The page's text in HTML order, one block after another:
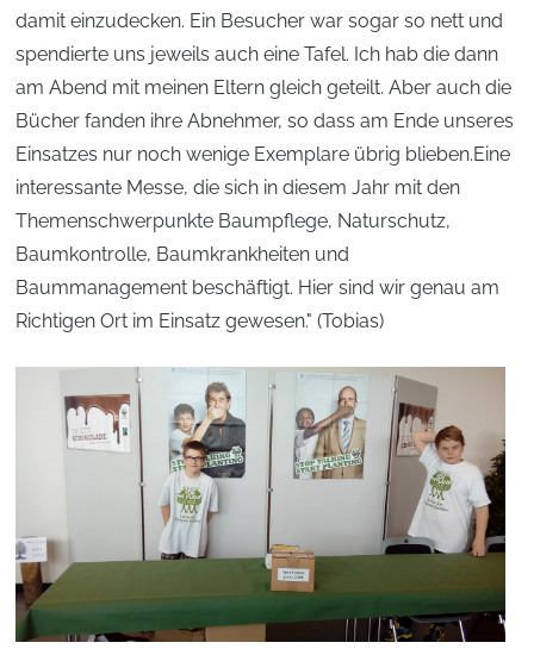
damit einzudecken. Ein Besucher war sogar so nett und
spendierte uns jeweils auch eine Tafel. Ich hab die dann
am Abend mit meinen Eltern gleich geteilt. Aber auch die
Bücher fanden ihre Abnehmer, so dass am Ende unseres
Einsatzes nur noch wenige Exemplare übrig blieben.Eine
interessante Messe, die sich in diesem Jahr mit den
Themenschwerpunkte Baumpflege, Naturschutz,
Baumkontrolle, Baumkrankheiten und
Baummanagement beschäftigt. Hier sind wir genau am
Richtigen Ort im Einsatz gewesen." (Tobias)